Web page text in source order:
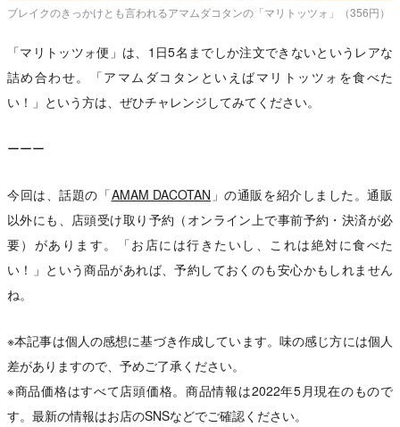
ブレイクのきっかけとも言われるアマムダコタンの「マリトッツォ」（356円）
「マリトッツォ便」は、1日5名までしか注文できないというレアな
詰め合わせ。「アマムダコタンといえばマリトッツォを食べた
い！」という方は、ぜひチャレンジしてみてください。
ーーー
今回は、話題の「AMAM DACOTAN 」の通販を紹介しました。通販
以外にも、店頭受け取り予約（オンライン上で事前予約・決済が必
要）があります。「お店には行きたいし、これは絶対に食べた
い！」という商品があれば、予約しておくのも安心かもしれません
ね。
※本記事は個人の感想に基づき作成しています。味の感じ方には個人
差がありますので、予めご了承ください。
※商品価格はすべて店頭価格。商品情報は2022年5月現在のもので
す。最新の情報はお店のSNSなどでご確認ください。